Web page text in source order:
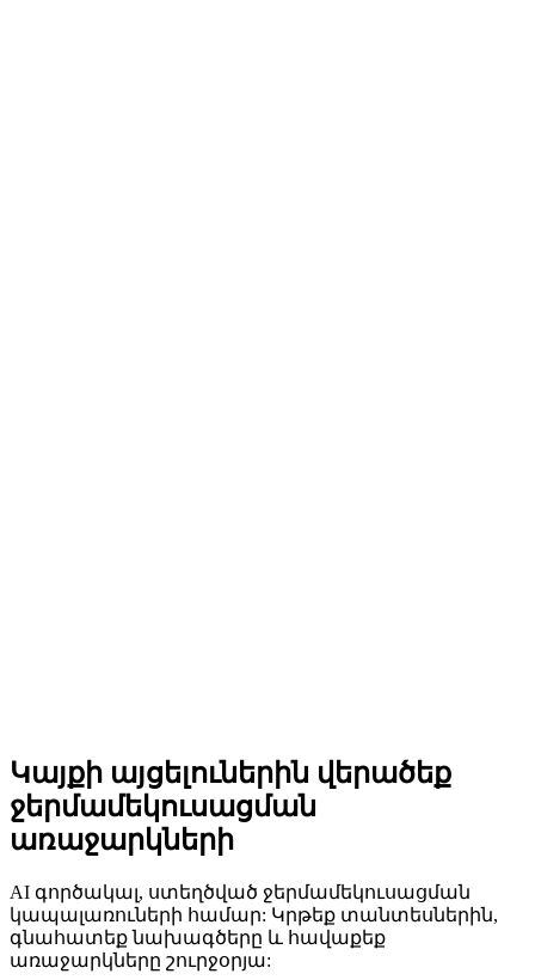
Կայքի այցելուներին վերածեք
ջերմամեկուսացման
առաջարկների
AI գործակալ, ստեղծված ջերմամեկուսացման
կապալառուների համար: Կրթեք տանտեսներին,
գնահատեք նախագծերը և հավաքեք
առաջարկները շուրջօրյա: